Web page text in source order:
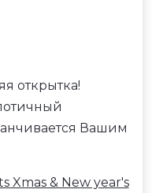
открытка!
Вашим
Xmas & New year's